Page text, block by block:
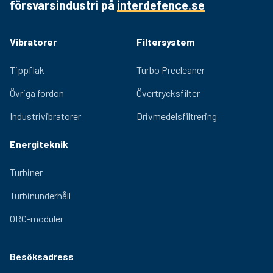
försvarsindustri på interdefence.se
Vibratorer
Tippflak
Övriga fordon
Industrivibratorer
Filtersystem
Turbo Precleaner
Övertrycksfilter
Drivmedelsfiltrering
Energiteknik
Turbiner
Turbinunderhåll
ORC-moduler
Besöksadress